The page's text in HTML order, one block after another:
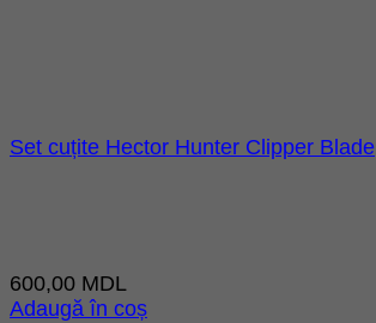
Set cuțite Hector Hunter Clipper Blade
600,00 MDL
Adaugă în coș